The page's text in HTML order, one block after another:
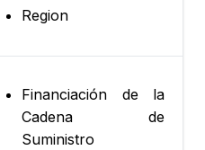
Region
Financiación de la
Cadena de
Suministro